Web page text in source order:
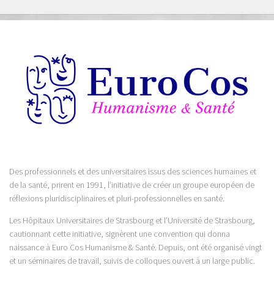
Des professionnels et des universitaires issus des sciences humaines et
de la santé, prirent en 1991, l’initiative de créer un groupe européen de
réflexions pluridisciplinaires et pluri-professionnelles en santé.
Les Hôpitaux Universitaires de Strasbourg et l’Université de Strasbourg,
cautionnant cette initiative, signèrent une convention qui donna
naissance à Euro Cos Humanisme & Santé. Depuis, ont été organisé vingt
et un séminaires de travail, suivis de colloques ouvert à un large public.